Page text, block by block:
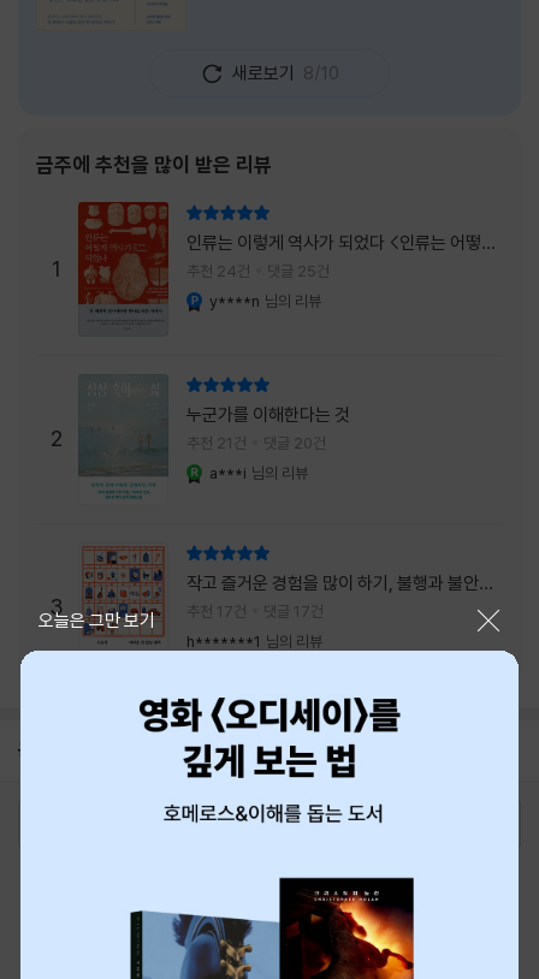
에 작가가 소개한 다양한 도서들의 문장들을 만
나는 것 역시 읽기의 또다른 즐거움이었다. 여
누구이며어느 순간 행복을 느끼는지 질문하며
길을 떠나려고 마음 먹는 순간들을 적어내려간
문장들에 마음을 한참 머물렀다.그 부분을 발췌
해본다. "내가 온 힘을 다해 부러워하던 사람
들은 '자신이 원하는' 일을 하는 사람들이었다.
소명이라고 하던
새로보기 8/10
금주에 추천을 많이 받은 리뷰
1
인류는 이렇게 역사가 되었다 <인류는 어떻게
역사가 되었나>
추천 24건 댓글 25건
y****n 님의 리뷰
2
누군가를 이해한다는 것
추천 21건 댓글 20건
a***i 님의 리뷰
3
작고 즐거운 경험을 많이 하기, 불행과 불안을
회피하지 말기, 그리고 좋은 사람을 많이 만나
기.
추천 17건
댓글 17건
h*******1 님의 리뷰
공지 8월 신용카드 무이자할부 안내
오늘은 그만 보기
최근 본 상품
티켓 1544-6399
중고샵 1566-4295
eBook 1:1문의/채팅상담
예스이십사(주) 사업자 정보
이용약관
개인정보처리방침 청소년보호정책